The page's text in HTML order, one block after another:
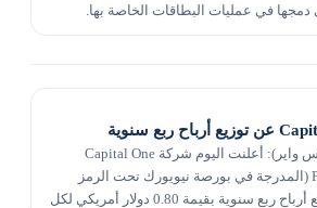
ماكلين، فرجينيا - (بزنيس واير): أعلنت اليوم شركة Capital One
Financial Corporation (المدرجة في بورصة نيويورك تحت الرمز
NYSE: COF) عن توزيع أرباح ربع سنوية بقيمة 0.80 دولار أمريكي لكل